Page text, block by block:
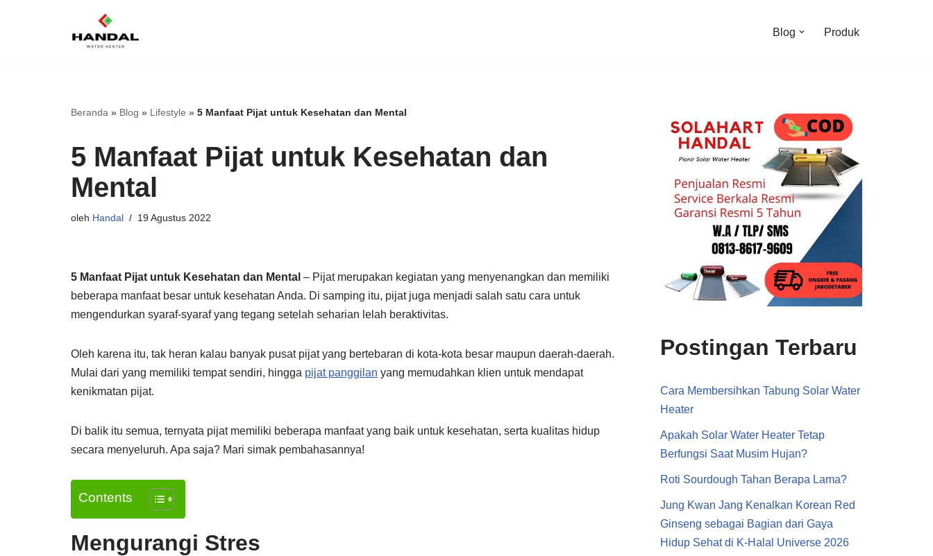
Blog Produk
Beranda » Blog » Lifestyle » 5 Manfaat Pijat untuk Kesehatan dan Mental
5 Manfaat Pijat untuk Kesehatan dan
Mental
oleh Handal 19 Agustus 2022
5 Manfaat Pijat untuk Kesehatan dan Mental – Pijat merupakan kegiatan yang menyenangkan dan memiliki
beberapa manfaat besar untuk kesehatan Anda. Di samping itu, pijat juga menjadi salah satu cara untuk
mengendurkan syaraf-syaraf yang tegang setelah seharian lelah beraktivitas.
Oleh karena itu, tak heran kalau banyak pusat pijat yang bertebaran di kota-kota besar maupun daerah-daerah.
Mulai dari yang memiliki tempat sendiri, hingga pijat panggilan yang memudahkan klien untuk mendapat
kenikmatan pijat.
Di balik itu semua, ternyata pijat memiliki beberapa manfaat yang baik untuk kesehatan, serta kualitas hidup
secara menyeluruh. Apa saja? Mari simak pembahasannya!
Contents
Mengurangi Stres
Postingan Terbaru
Cara Membersihkan Tabung Solar Water
Heater
Apakah Solar Water Heater Tetap
Berfungsi Saat Musim Hujan?
Roti Sourdough Tahan Berapa Lama?
Jung Kwan Jang Kenalkan Korean Red
Ginseng sebagai Bagian dari Gaya
Hidup Sehat di K-Halal Universe 2026